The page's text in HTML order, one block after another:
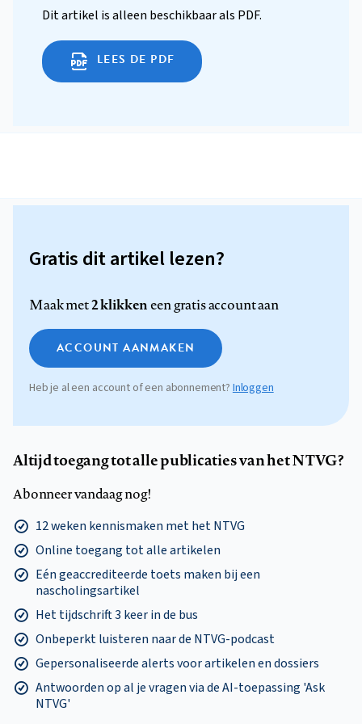
Dit artikel is alleen beschikbaar als PDF.
LEES DE PDF
Gratis dit artikel lezen?
Maak met2 klikkeneen gratis account aan
ACCOUNT AANMAKEN
Heb je al een account of een abonnement? Inloggen
Altijd toegang tot alle publicaties van het NTVG?
Abonneer vandaag nog!
12 weken kennismaken met het NTVG
Online toegang tot alle artikelen
Eén geaccrediteerde toets maken bij een
nascholingsartikel
Het tijdschrift 3 keer in de bus
Onbeperkt luisteren naar de NTVG-podcast
Gepersonaliseerde alerts voor artikelen en dossiers
Antwoorden op al je vragen via de AI-toepassing 'Ask
NTVG'